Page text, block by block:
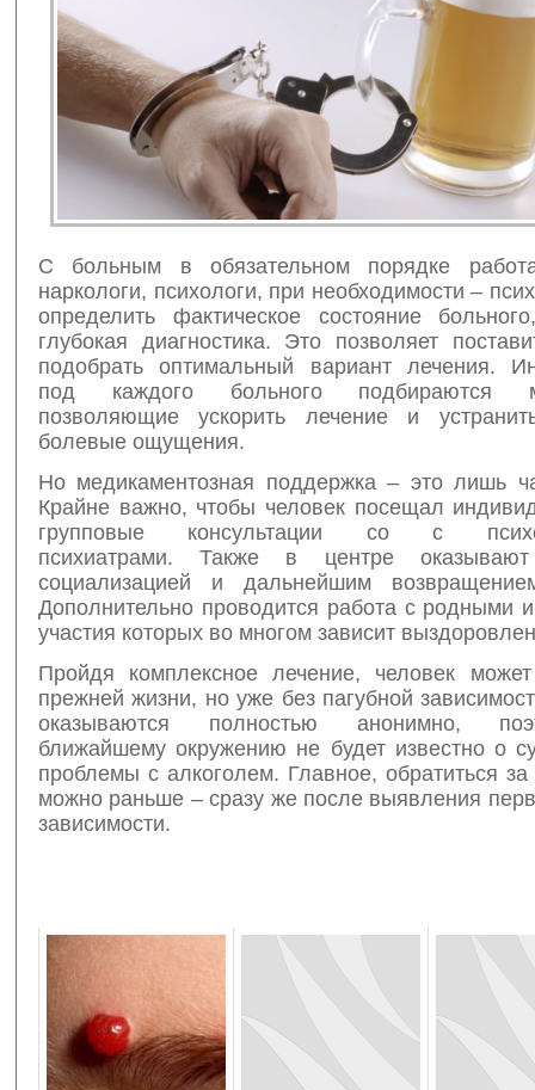
С больным в обязательном порядке
наркологи, психологи, при необходимости –
определить фактическое состояние
глубокая диагностика. Это позволяет
подобрать оптимальный вариант лечения.
под каждого больного подбираются
позволяющие ускорить лечение и
болевые ощущения.
Но медикаментозная поддержка – это лишь
Крайне важно, чтобы человек посещал
групповые консультации со с
психиатрами. Также в центре
социализацией и дальнейшим
Дополнительно проводится работа с родными
участия которых во многом зависит
Пройдя комплексное лечение, человек
прежней жизни, но уже без пагубной
оказываются полностью анонимно,
ближайшему окружению не будет известно о
проблемы с алкоголем. Главное, обратиться
можно раньше – сразу же после выявления
зависимости.